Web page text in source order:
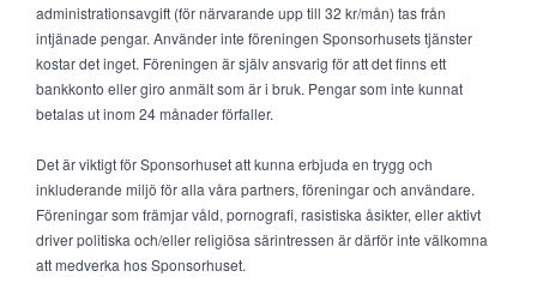
administrationsavgift (för närvarande upp till 32 kr/mån) tas från
intjänade pengar. Använder inte föreningen Sponsorhusets tjänster
kostar det inget. Föreningen är själv ansvarig för att det finns ett
bankkonto eller giro anmält som är i bruk. Pengar som inte kunnat
betalas ut inom 24 månader förfaller.
Det är viktigt för Sponsorhuset att kunna erbjuda en trygg och
inkluderande miljö för alla våra partners, föreningar och användare.
Föreningar som främjar våld, pornografi, rasistiska åsikter, eller aktivt
driver politiska och/eller religiösa särintressen är därför inte välkomna
att medverka hos Sponsorhuset.